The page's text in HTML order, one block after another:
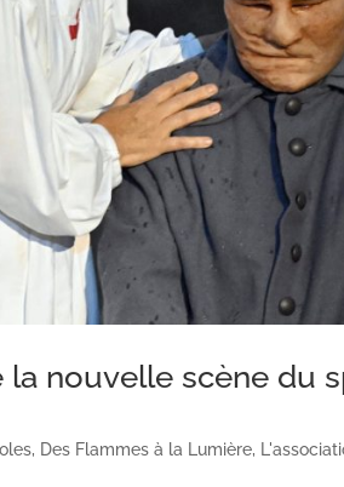
nouvelle scène du
, Des Flammes à la Lumière,